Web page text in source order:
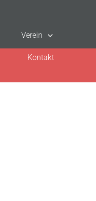
Verein
Kontakt